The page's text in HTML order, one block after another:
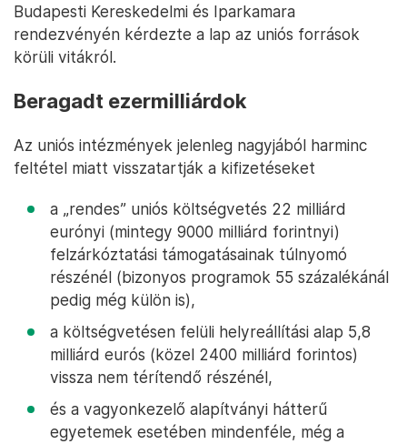
Budapesti Kereskedelmi és Iparkamara
rendezvényén kérdezte a lap az uniós források
körüli vitákról.
Beragadt ezermilliárdok
Az uniós intézmények jelenleg nagyjából harminc
feltétel miatt visszatartják a kifizetéseket
a „rendes” uniós költségvetés 22 milliárd
eurónyi (mintegy 9000 milliárd forintnyi)
felzárkóztatási támogatásainak túlnyomó
részénél (bizonyos programok 55 százalékánál
pedig még külön is),
a költségvetésen felüli helyreállítási alap 5,8
milliárd eurós (közel 2400 milliárd forintos)
vissza nem térítendő részénél,
és a vagyonkezelő alapítványi hátterű
egyetemek esetében mindenféle, még a